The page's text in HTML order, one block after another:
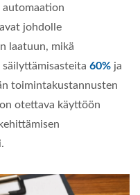
johdolle
laatuun, mikä
60% ja
toimintakustannusten
otettava käyttöön